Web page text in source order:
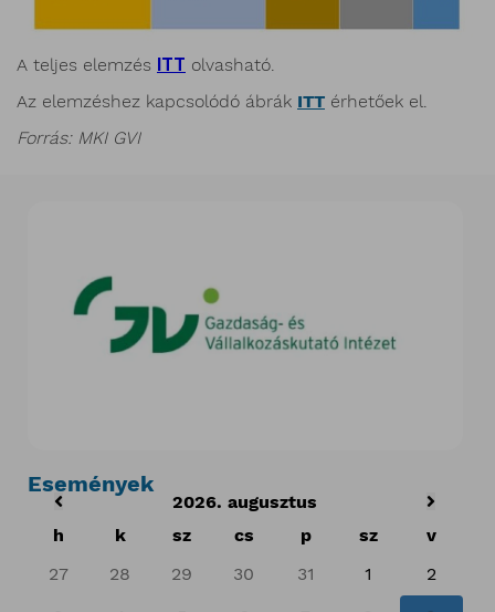
A teljes elemzés TT olvasható.
Az elemzéshez kapcsolódó ábrák ITT érhetőek el.
Forrás: MKI GVI
Események
2026. augusztus
h
k sz cs p sz
v
27
28 29 30 31 1 2